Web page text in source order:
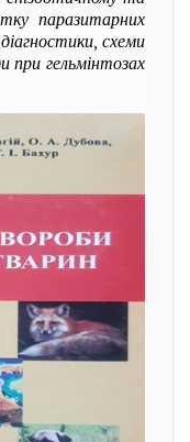
паразитарних
схеми
при гельмінтозах